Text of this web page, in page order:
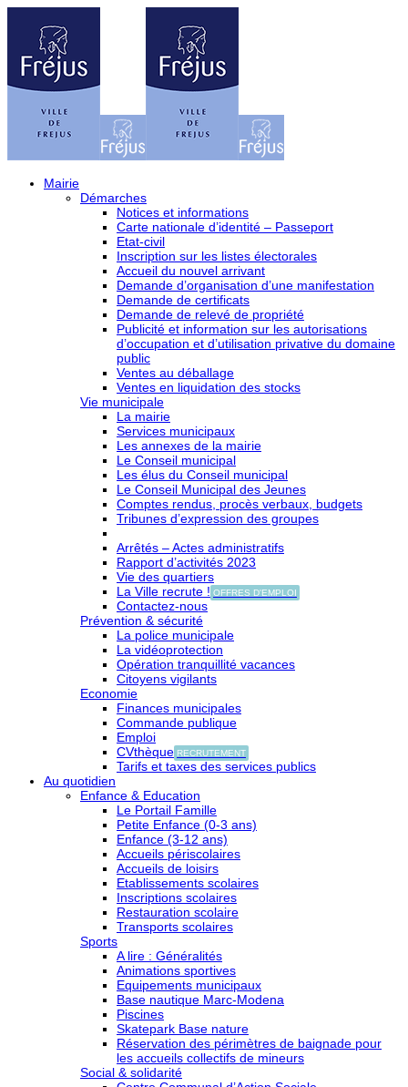
Mairie
Démarches
Notices et informations
Carte nationale d’identité – Passeport
Etat-civil
Inscription sur les listes électorales
Accueil du nouvel arrivant
Demande d’organisation d’une manifestation
Demande de certificats
Demande de relevé de propriété
Publicité et information sur les autorisations
d’occupation et d’utilisation privative du domaine
public
Ventes au déballage
Ventes en liquidation des stocks
Vie municipale
La mairie
Services municipaux
Les annexes de la mairie
Le Conseil municipal
Les élus du Conseil municipal
Le Conseil Municipal des Jeunes
Comptes rendus, procès verbaux, budgets
Tribunes d’expression des groupes
Arrêtés – Actes administratifs
Rapport d’activités 2023
Vie des quartiers
La Ville recrute ! OFFRES D'EMPLOI
Contactez-nous
Prévention & sécurité
La police municipale
La vidéoprotection
Opération tranquillité vacances
Citoyens vigilants
Economie
Finances municipales
Commande publique
Emploi
CVthèque RECRUTEMENT
Tarifs et taxes des services publics
Au quotidien
Enfance & Education
Le Portail Famille
Petite Enfance (0-3 ans)
Enfance (3-12 ans)
Accueils périscolaires
Accueils de loisirs
Etablissements scolaires
Inscriptions scolaires
Restauration scolaire
Transports scolaires
Sports
A lire : Généralités
Animations sportives
Equipements municipaux
Base nautique Marc-Modena
Piscines
Skatepark Base nature
Réservation des périmètres de baignade pour
les accueils collectifs de mineurs
Social & solidarité